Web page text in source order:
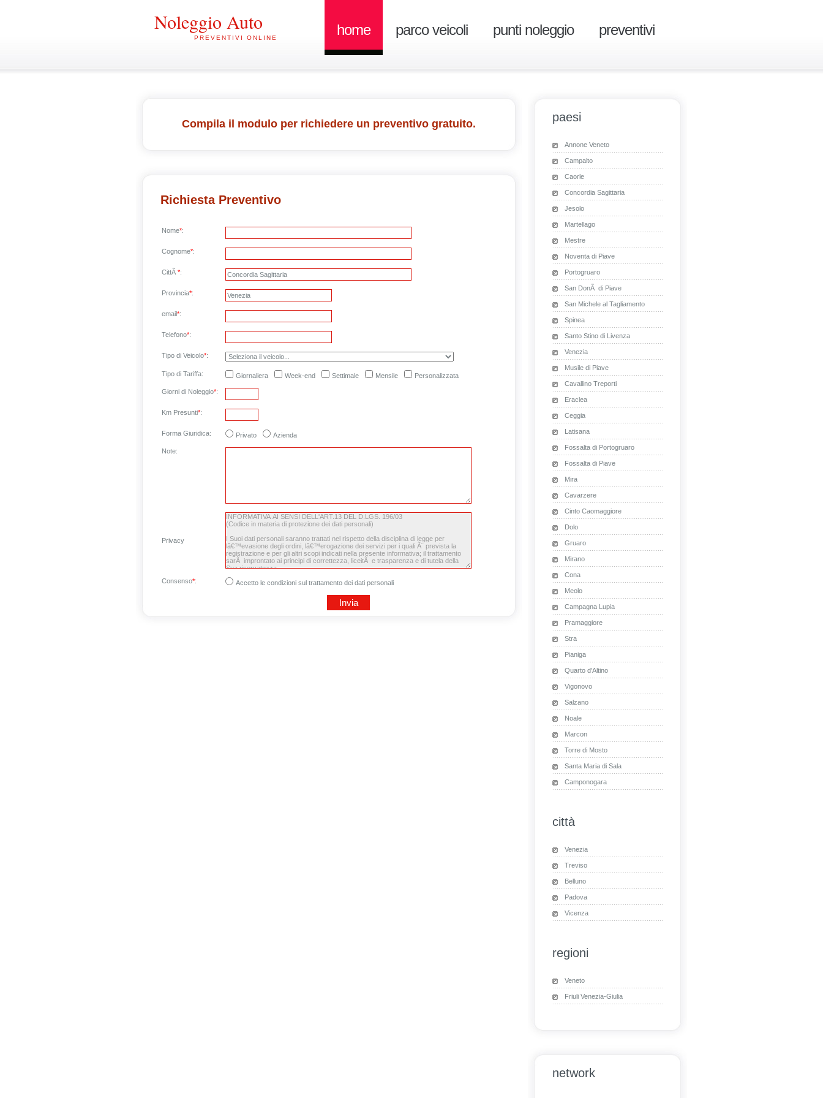
Noleggio Auto
PREVENTIVI ONLINE home parco veicoli punti noleggio preventivi
Compila il modulo per richiedere un preventivo gratuito.
Richiesta Preventivo
Nome*:
Cognome*:
CittÃ *:
Provincia*:
email*:
Telefono*:
Tipo di Veicolo*:
Tipo di Tariffa: Giornaliera Week-end Settimale Mensile Personalizzata
Giorni di Noleggio*:
Km Presunti*:
Forma Giuridica: Privato Azienda
Note:
Privacy
Consenso*: Accetto le condizioni sul trattamento dei dati personali
paesi
Annone Veneto
Campalto
Caorle
Concordia Sagittaria
Jesolo
Martellago
Mestre
Noventa di Piave
Portogruaro
San DonÃ di Piave
San Michele al Tagliamento
Spinea
Santo Stino di Livenza
Venezia
Musile di Piave
Cavallino Treporti
Eraclea
Ceggia
Latisana
Fossalta di Portogruaro
Fossalta di Piave
Mira
Cavarzere
Cinto Caomaggiore
Dolo
Gruaro
Mirano
Cona
Meolo
Campagna Lupia
Pramaggiore
Stra
Pianiga
Quarto d'Altino
Vigonovo
Salzano
Noale
Marcon
Torre di Mosto
Santa Maria di Sala
Camponogara
città
Venezia
Treviso
Belluno
Padova
Vicenza
regioni
Veneto
Friuli Venezia-Giulia
network